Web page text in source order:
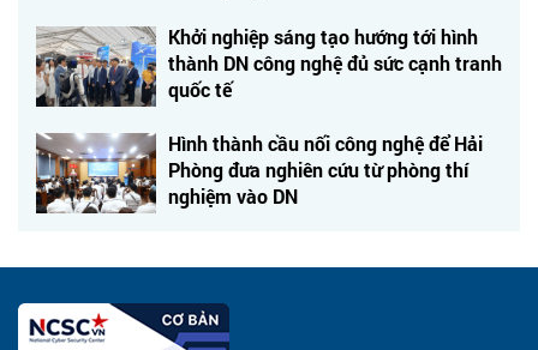
Khởi nghiệp sáng tạo hướng tới hình
thành DN công nghệ đủ sức cạnh tranh
quốc tế
Hình thành cầu nối công nghệ để Hải
Phòng đưa nghiên cứu từ phòng thí
nghiệm vào DN